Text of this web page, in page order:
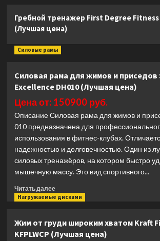
Гребной тренажер First Degree Fitness
(Лучшая цена)
Силовые рамы
Силовая рама для жимов и приседов
Excellence DH010 (Лучшая цена)
Цена от: 150900 руб.
Описание Силовая рама для жимов и
010 предназначена для
использования в фитнес-клубах.
надежностью и долговечностью. Один из
силовых тренажёров, на котором быстро
мышечную массу. Это вид спортивного...
Читать далееПрочитать
больше
рама
для
Нагружаемые дисками
Жим от груди широким хватом Kraft
KFPLWCP (Лучшая цена)